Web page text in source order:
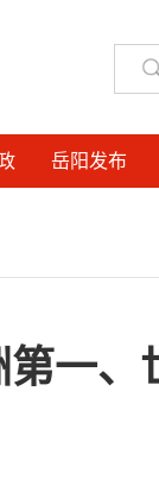
岳阳发布
一、